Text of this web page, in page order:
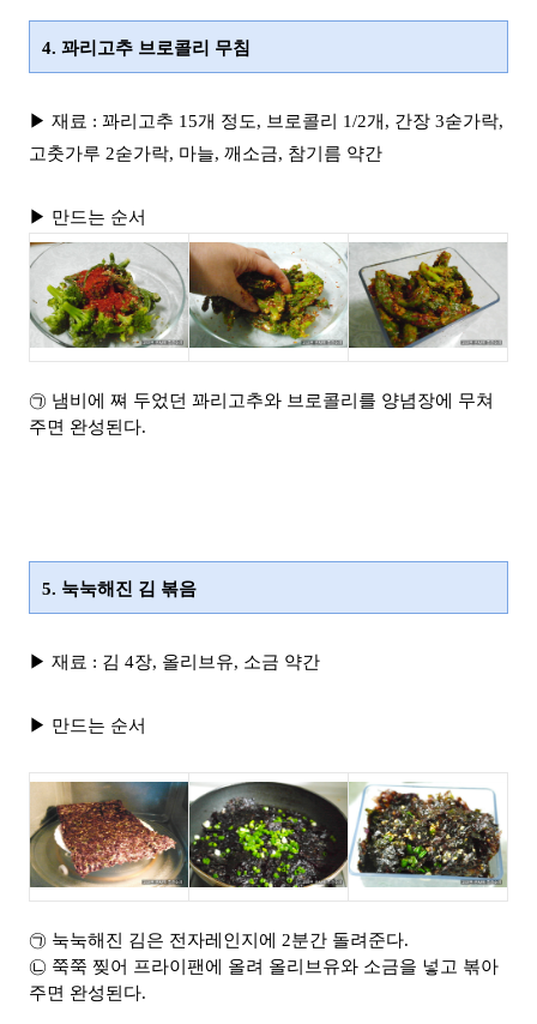
4. 꽈리고추 브로콜리 무침
▶ 재료 : 꽈리고추 15개 정도, 브로콜리 1/2개, 간장 3숟가락,
고춧가루 2숟가락, 마늘, 깨소금, 참기름 약간
▶ 만드는 순서
㉠ 냄비에 쪄 두었던 꽈리고추와 브로콜리를 양념장에 무쳐
주면 완성된다.
5. 눅눅해진 김 볶음
▶ 재료 : 김 4장, 올리브유, 소금 약간
▶ 만드는 순서
㉠ 눅눅해진 김은 전자레인지에 2분간 돌려준다.
㉡ 쭉쭉 찢어 프라이팬에 올려 올리브유와 소금을 넣고 볶아
주면 완성된다.